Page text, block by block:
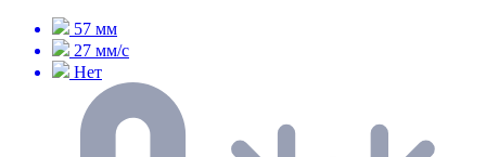
57 мм
27 мм/с
Нет